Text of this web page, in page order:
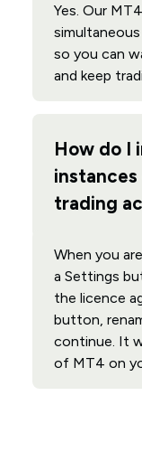
Yes. Our
so you can
and keep
How do I
trading
When you
a Settings
the licence
button,
continue. It
of MT4 on